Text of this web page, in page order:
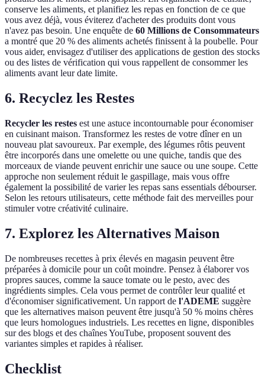
conserve les aliments, et planifiez les repas en fonction de ce que
vous avez déjà, vous éviterez d'acheter des produits dont vous
n'avez pas besoin. Une enquête de 60 Millions de Consommateurs
a montré que 20 % des aliments achetés finissent à la poubelle. Pour
vous aider, envisagez d'utiliser des applications de gestion des stocks
ou des listes de vérification qui vous rappellent de consommer les
aliments avant leur date limite.
6. Recyclez les Restes
Recycler les restes est une astuce incontournable pour économiser
en cuisinant maison. Transformez les restes de votre dîner en un
nouveau plat savoureux. Par exemple, des légumes rôtis peuvent
être incorporés dans une omelette ou une quiche, tandis que des
morceaux de viande peuvent enrichir une sauce ou une soupe. Cette
approche non seulement réduit le gaspillage, mais vous offre
également la possibilité de varier les repas sans essentials débourser.
Selon les retours utilisateurs, cette méthode fait des merveilles pour
stimuler votre créativité culinaire.
7. Explorez les Alternatives Maison
De nombreuses recettes à prix élevés en magasin peuvent être
préparées à domicile pour un coût moindre. Pensez à élaborer vos
propres sauces, comme la sauce tomate ou le pesto, avec des
ingrédients simples. Cela vous permet de contrôler leur qualité et
d'économiser significativement. Un rapport de l'ADEME suggère
que les alternatives maison peuvent être jusqu'à 50 % moins chères
que leurs homologues industriels. Les recettes en ligne, disponibles
sur des blogs et des chaînes YouTube, proposent souvent des
variantes simples et rapides à réaliser.
Checklist